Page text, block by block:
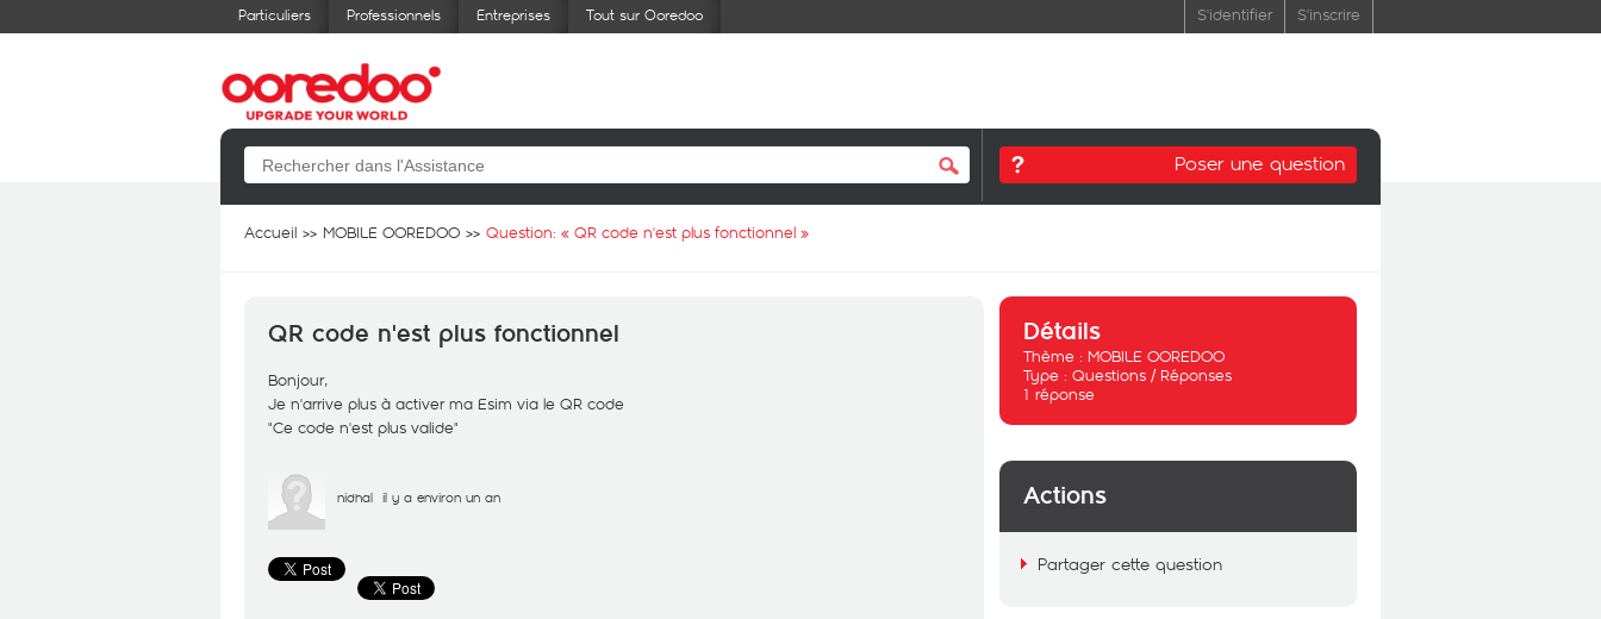
Particuliers Professionnels Entreprises Tout sur Ooredoo S'identifier S'inscrire
Poser une question
Accueil MOBILE OOREDOO Question: « QR code n'est plus fonctionnel »
QR code n'est plus fonctionnel
Bonjour,
Je n'arrive plus à activer ma Esim via le QR code
"Ce code n'est plus valide"
nidhal il y a environ un an
Détails
Thème : MOBILE OOREDOO
Type : Questions / Réponses
1 réponse
Actions
Partager cette question